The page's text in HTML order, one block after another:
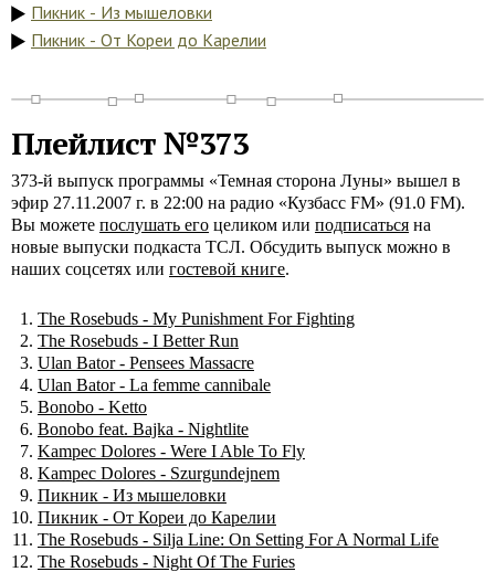
Пикник - Из мышеловки
Пикник - От Кореи до Карелии
Плейлист №373
373-й выпуск программы «Темная сторона Луны» вышел в
эфир 27.11.2007 г. в 22:00 на радио «Кузбасс FM» (91.0 FM).
Вы можете послушать его целиком или подписаться на
новые выпуски подкаста ТСЛ. Обсудить выпуск можно в
наших соцсетях или гостевой книге.
The Rosebuds - My Punishment For Fighting
The Rosebuds - I Better Run
Ulan Bator - Pensees Massacre
Ulan Bator - La femme cannibale
Bonobo - Ketto
Bonobo feat. Bajka - Nightlite
Kampec Dolores - Were I Able To Fly
Kampec Dolores - Szurgundejnem
Пикник - Из мышеловки
Пикник - От Кореи до Карелии
The Rosebuds - Silja Line: On Setting For A Normal Life
The Rosebuds - Night Of The Furies